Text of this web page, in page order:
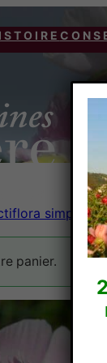
simple et
panier.